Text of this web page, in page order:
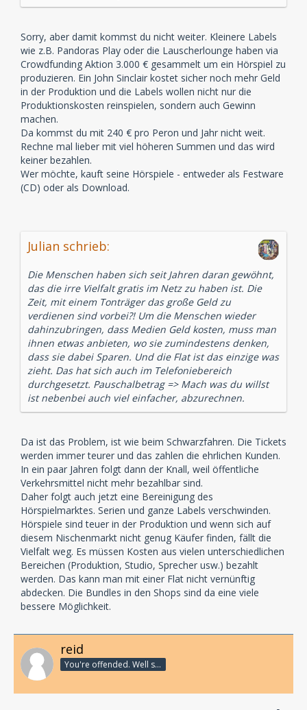
Sorry, aber damit kommst du nicht weiter. Kleinere Labels
wie z.B. Pandoras Play oder die Lauscherlounge haben via
Crowdfunding Aktion 3.000 € gesammelt um ein Hörspiel zu
produzieren. Ein John Sinclair kostet sicher noch mehr Geld
in der Produktion und die Labels wollen nicht nur die
Produktionskosten reinspielen, sondern auch Gewinn
machen.
Da kommst du mit 240 € pro Peron und Jahr nicht weit.
Rechne mal lieber mit viel höheren Summen und das wird
keiner bezahlen.
Wer möchte, kauft seine Hörspiele - entweder als Festware
(CD) oder als Download.
Julian schrieb:
Die Menschen haben sich seit Jahren daran gewöhnt,
das die irre Vielfalt gratis im Netz zu haben ist. Die
Zeit, mit einem Tonträger das große Geld zu
verdienen sind vorbei?! Um die Menschen wieder
dahinzubringen, dass Medien Geld kosten, muss man
ihnen etwas anbieten, wo sie zumindestens denken,
dass sie dabei Sparen. Und die Flat ist das einzige was
zieht. Das hat sich auch im Telefoniebereich
durchgesetzt. Pauschalbetrag => Mach was du willst
ist nebenbei auch viel einfacher, abzurechnen.
Da ist das Problem, ist wie beim Schwarzfahren. Die Tickets
werden immer teurer und das zahlen die ehrlichen Kunden.
In ein paar Jahren folgt dann der Knall, weil öffentliche
Verkehrsmittel nicht mehr bezahlbar sind.
Daher folgt auch jetzt eine Bereinigung des
Hörspielmarktes. Serien und ganze Labels verschwinden.
Hörspiele sind teuer in der Produktion und wenn sich auf
diesem Nischenmarkt nicht genug Käufer finden, fällt die
Vielfalt weg. Es müssen Kosten aus vielen unterschiedlichen
Bereichen (Produktion, Studio, Sprecher usw.) bezahlt
werden. Das kann man mit einer Flat nicht vernünftig
abdecken. Die Bundles in den Shops sind da eine viele
bessere Möglichkeit.
reid
You're offended. Well so fucking what?